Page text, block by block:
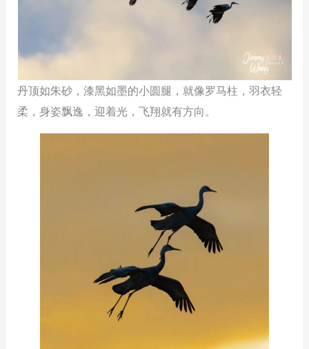
丹顶如朱砂，漆黑如墨的小圆腿，就像罗马柱，羽衣轻
柔，身姿飘逸，迎着光，飞翔就有方向。